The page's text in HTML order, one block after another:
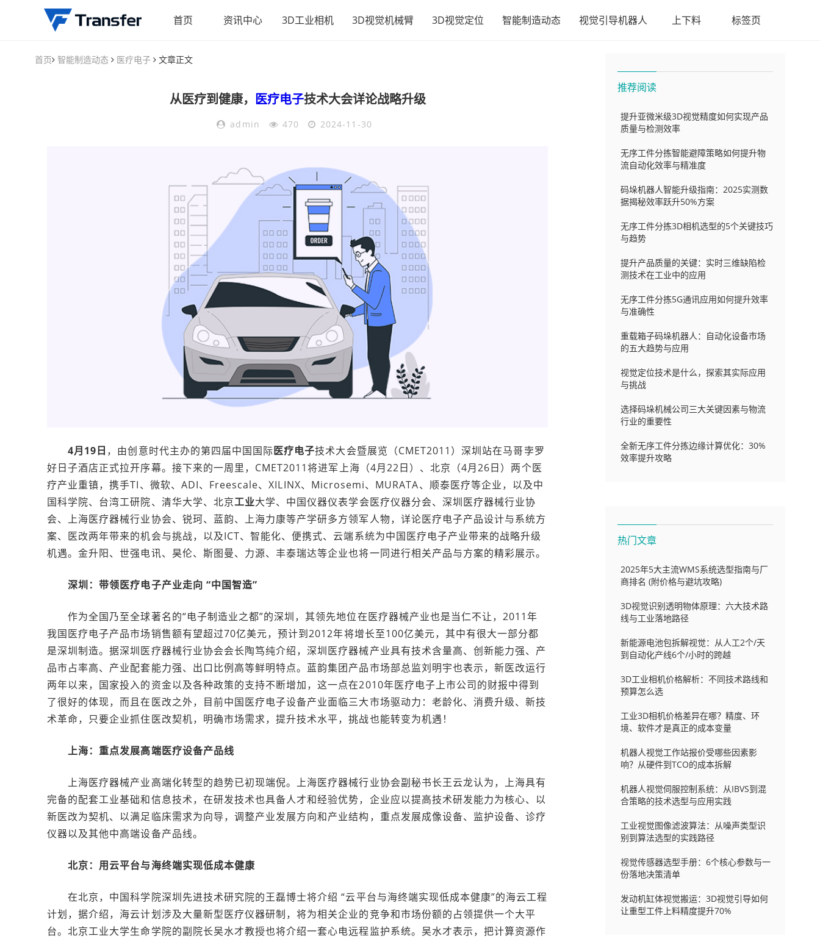
首页 资讯中心 3D工业相机 3D视觉机械臂 3D视觉定位 智能制造动态 视觉引导机器人 上下料 标签页
首页 智能制造动态 医疗电子 文章正文
从医疗到健康， 医疗电子技术大会详论战略升级
admin 470 2024-11-30
4月19日 ，由创意时代主办的第四届中国国际医疗电子技术大会暨展览（CMET2011）深圳站在马哥孛罗
好日子酒店正式拉开序幕。接下来的一周里，CMET2011将进军上海（4月22日）、北京（4月26日）两个医
疗产业重镇，携手TI、微软、ADI、Freescale、XILINX、Microsemi、MURATA、顺泰医疗等企业，以及中
国科学院、台湾工研院、清华大学、北京工业大学、中国仪器仪表学会医疗仪器分会、深圳医疗器械行业协
会、上海医疗器械行业协会、锐珂、蓝韵、上海力康等产学研多方领军人物，详论医疗电子产品设计与系统方
案、医改两年带来的机会与挑战，以及ICT、智能化、便携式、云端系统为中国医疗电子产业带来的战略升级
机遇。金升阳、世强电讯、昊伦、斯图曼、力源、丰泰瑞达等企业也将一同进行相关产品与方案的精彩展示。
深圳：带领医疗电子产业走向 “中国智造”
作为全国乃至全球著名的“电子制造业之都”的深圳，其领先地位在医疗器械产业也是当仁不让，2011年
我国医疗电子产品市场销售额有望超过70亿美元，预计到2012年将增长至100亿美元，其中有很大一部分都
是深圳制造。据深圳医疗器械行业协会会长陶笃纯介绍，深圳医疗器械产业具有技术含量高、创新能力强、产
品市占率高、产业配套能力强、出口比例高等鲜明特点。蓝韵集团产品市场部总监刘明宇也表示，新医改运行
两年以来，国家投入的资金以及各种政策的支持不断增加，这一点在2010年医疗电子上市公司的财报中得到
了很好的体现，而且在医改之外，目前中国医疗电子设备产业面临三大市场驱动力：老龄化、消费升级、新技
术革命，只要企业抓住医改契机，明确市场需求，提升技术水平，挑战也能转变为机遇！
上海：重点发展高端医疗设备产品线
上海医疗器械产业高端化转型的趋势已初现端倪。上海医疗器械行业协会副秘书长王云龙认为，上海具有
完备的配套工业基础和信息技术，在研发技术也具备人才和经验优势，企业应以提高技术研发能力为核心、以
新医改为契机、以满足临床需求为向导，调整产业发展方向和产业结构，重点发展成像设备、监护设备、诊疗
仪器以及其他中高端设备产品线。
北京：用云平台与海终端实现低成本健康
在北京，中国科学院深圳先进技术研究院的王磊博士将介绍 “云平台与海终端实现低成本健康”的海云工程
计划，据介绍，海云计划涉及大量新型医疗仪器研制，将为相关企业的竞争和市场份额的占领提供一个大平
台。北京工业大学生命学院的副院长吴水才教授也将介绍一套心电远程监护系统。吴水才表示，把计算资源作
推荐阅读
提升亚微米级3D视觉精度如何实现产品
质量与检测效率
无序工件分拣智能避障策略如何提升物
流自动化效率与精准度
码垛机器人智能升级指南：2025实测数
据揭秘效率跃升50%方案
无序工件分拣3D相机选型的5个关键技巧
与趋势
提升产品质量的关键：实时三维缺陷检
测技术在工业中的应用
无序工件分拣5G通讯应用如何提升效率
与准确性
重载箱子码垛机器人：自动化设备市场
的五大趋势与应用
视觉定位技术是什么，探索其实际应用
与挑战
选择码垛机械公司三大关键因素与物流
行业的重要性
全新无序工件分拣边缘计算优化：30%
效率提升攻略
热门文章
2025年5大主流WMS系统选型指南与厂
商排名 (附价格与避坑攻略)
3D视觉识别透明物体原理：六大技术路
线与工业落地路径
新能源电池包拆解视觉：从人工2个/天
到自动化产线6个/小时的跨越
3D工业相机价格解析：不同技术路线和
预算怎么选
工业3D相机价格差异在哪？精度、环
境、软件才是真正的成本变量
机器人视觉工作站报价受哪些因素影
响？从硬件到TCO的成本拆解
机器人视觉伺服控制系统：从IBVS到混
合策略的技术选型与应用实践
工业视觉图像滤波算法：从噪声类型识
别到算法选型的实践路径
视觉传感器选型手册：6个核心参数与一
份落地决策清单
发动机缸体视觉搬运：3D视觉引导如何
让重型工件上料精度提升70%